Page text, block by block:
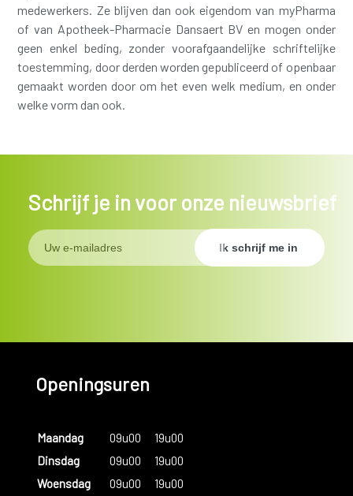
medewerkers. Ze blijven dan ook eigendom van myPharma
of van Apotheek-Pharmacie Dansaert BV en mogen onder
geen enkel beding, zonder voorafgaandelijke schriftelijke
toestemming, door derden worden gepubliceerd of openbaar
gemaakt worden door om het even welk medium, en onder
welke vorm dan ook.
Schrijf je in voor onze nieuwsbrief
Openingsuren
Maandag 09u00
19u00
Dinsdag
09u00
19u00
Woensdag
09u00
19u00